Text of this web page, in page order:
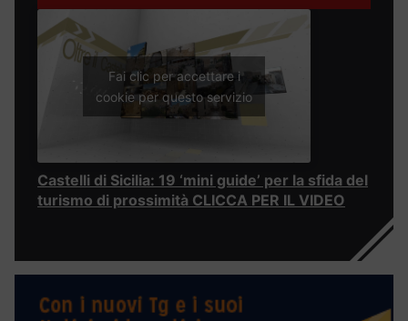
Fai clic per accettare i
cookie per questo servizio
Castelli di Sicilia: 19 ‘mini guide’ per la sfida del
turismo di prossimità CLICCA PER IL VIDEO